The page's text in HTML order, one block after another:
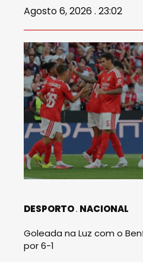
Agosto 6, 2026 . 23:02
DESPORTO NACIONAL
Goleada na Luz com o
por 6-1